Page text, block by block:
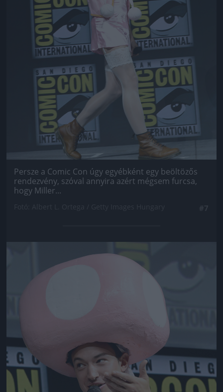
Persze a Comic Con úgy egyébként egy beöltözős
rendezvény, szóval annyira azért mégsem furcsa,
hogy Miller...
Jön még kép!